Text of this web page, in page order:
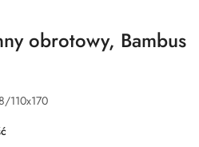
obrotowy, Bambus
110x170